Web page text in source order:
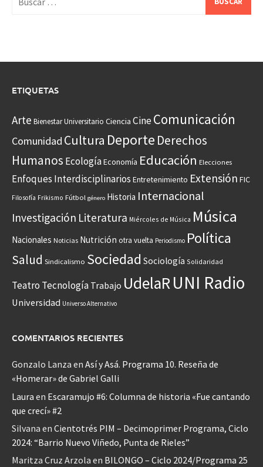
ETIQUETAS
Arte Bienestar Universitario Ciencia CineComunicación
Comunidad Cultura Deporte Derechos
Humanos EcologíaEconomía Educación Elecciones
Enfoques Interdisciplinarios Entretenimiento Extensión FIC
Filosofía Frikismo Fútbol género Historia Internacional
Investigación Literatura Miércoles de Música Música
Nacionales Noticias Nutrición otra vuelta Periodismo Política
Salud Sindicalismo Sociedad Sociología Solidaridad
Teatro Tecnología Trabajo UdelaRUNI Radio
Universidad Universo Alternativo
COMENTARIOS RECIENTES
Gonzalo Lanza en Así y Asá. Programa 10. Reseña de
«Homerar» de Gabriel Galli
Laura en Escaramujo #6: Columna de historia «Fue cantando
que crecí» #2
Silvana en Cientotrés PIM – Decimoprimer Programa, Ciclo
2024: “Barrio Nuevo Viñedo, Punta de Rieles”
Maritza Cruz Arzola en BILONGO – Ciclo 2024/Programa 25